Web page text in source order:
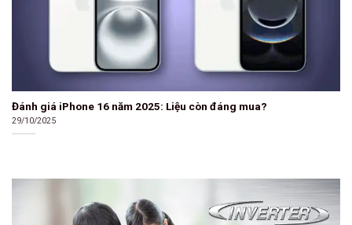
Đánh giá iPhone 16 năm 2025: Liệu còn đáng mua?
29/10/2025